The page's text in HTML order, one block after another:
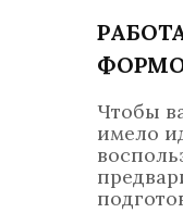
Чтобы
имело